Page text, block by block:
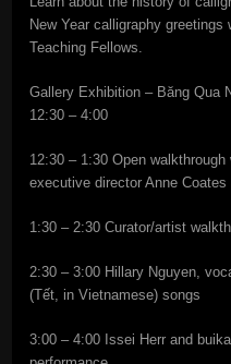
New Year calligraphy greetings
Teaching Fellows.
Gallery Exhibition – Băng Qua
12:30 – 4:00
12:30 – 1:30 Open walkthrough
executive director Anne
1:30 – 2:30 Curator/artist
2:30 – 3:00 Hillary Nguyen,
(Tết, in Vietnamese) songs
3:00 – 4:00 Issei Herr and